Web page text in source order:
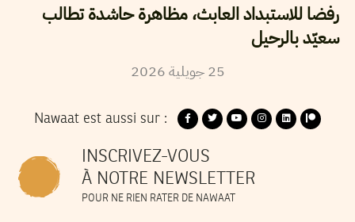
رفضا للاستبداد العابث، مظاهرة حاشدة تطالب
سعيّد بالرحيل
25 جويلية2026
Nawaat est aussi sur :
INSCRIVEZ-VOUS
À NOTRE NEWSLETTER
POUR NE RIEN RATER DE NAWAAT